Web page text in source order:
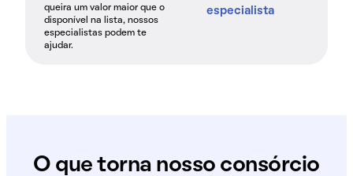
queira um valor maior que o
disponível na lista, nossos
especialistas podem te
ajudar.
especialista
O que torna nosso consórcio